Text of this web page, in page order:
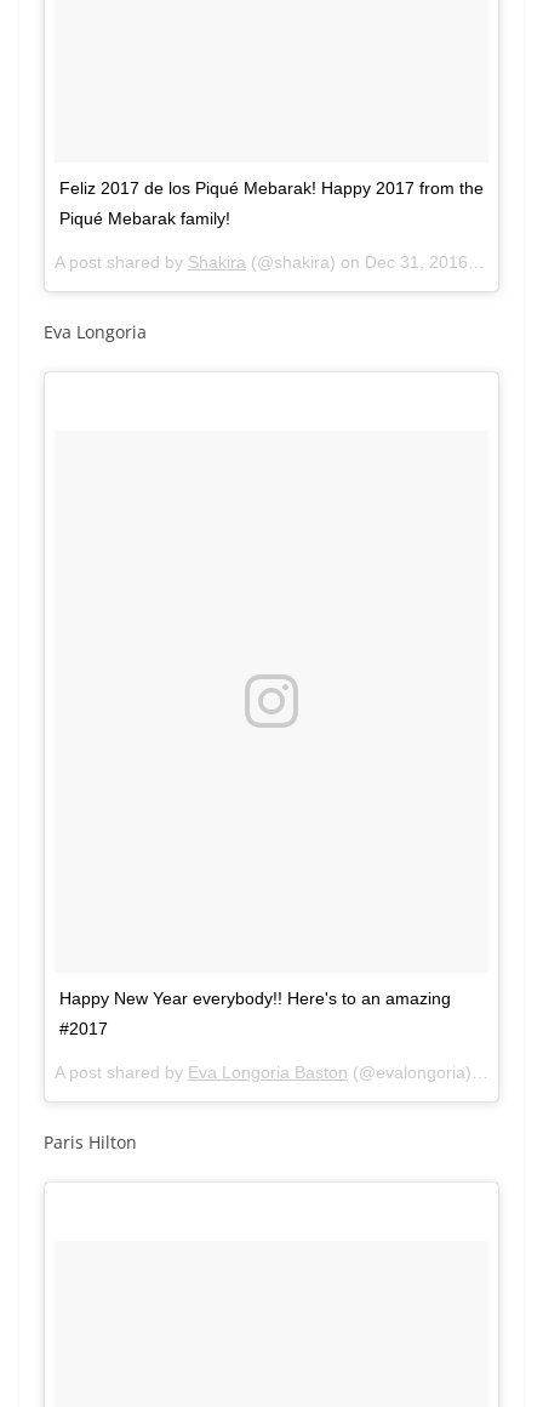
Feliz 2017 de los Piqué Mebarak! Happy 2017 from the
Piqué Mebarak family!
A post shared by Shakira (@shakira) on Dec 31, 2016 at 2:58pm PST
Eva Longoria
Happy New Year everybody!! Here's to an amazing
#2017
A post shared by Eva Longoria Baston (@evalongoria) on
Paris Hilton